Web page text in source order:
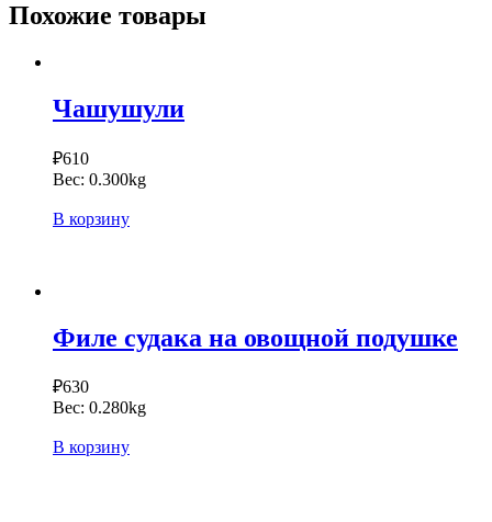
Похожие товары
Чашушули
₽610
Вес: 0.300kg
В корзину
Филе судака на овощной подушке
₽630
Вес: 0.280kg
В корзину